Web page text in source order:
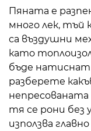
Пяната е
много лек, тъй
са въздушни
като
бъде натиснат
разберете
непресованата
тя се рони без
използва